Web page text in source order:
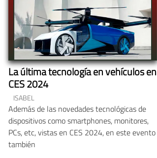
La última tecnología en vehículos en
CES 2024
ISABEL
Además de las novedades tecnológicas de
dispositivos como smartphones, monitores,
PCs, etc, vistas en CES 2024, en este evento
también